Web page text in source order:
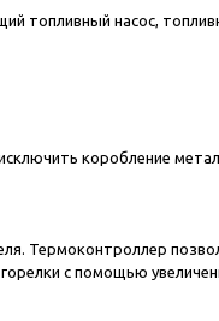
топливный насос,
коробление
Термоконтроллер
с помощью